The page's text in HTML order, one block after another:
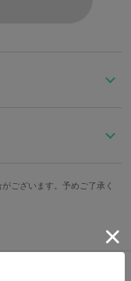
イント。
われており、”写輪眼
威手裏剣」の術のモチ
。
ございます。予めご了承く